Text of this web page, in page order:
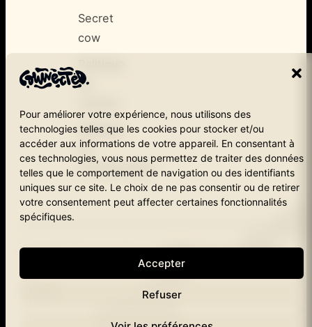
Pour améliorer votre expérience, nous utilisons des
technologies telles que les cookies pour stocker et/ou
accéder aux informations de votre appareil. En consentant à
ces technologies, vous nous permettez de traiter des données
telles que le comportement de navigation ou des identifiants
uniques sur ce site. Le choix de ne pas consentir ou de retirer
votre consentement peut affecter certaines fonctionnalités
spécifiques.
Accepter
Refuser
Secret
cow
de
Politique
de
confidentialité
cownected.
Copyright © Cownected – 20251190 BrusselsInstagram